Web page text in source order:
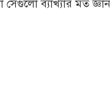
সেগুলো ব্যাখ্যার মত